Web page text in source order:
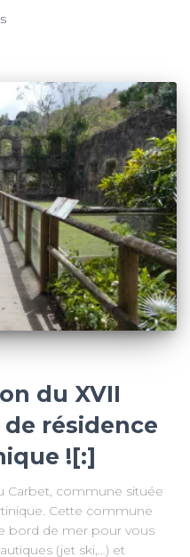
du XVII
résidence
![:]
Carbet, commune située
Cette commune
bord de mer pour vous
(jet ski,…) et